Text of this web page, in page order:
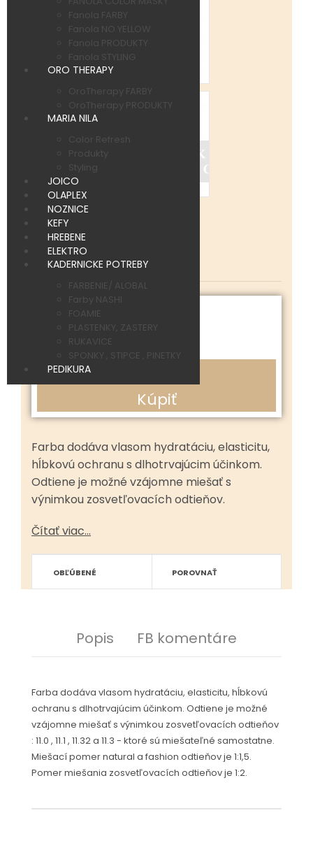
Fanola FARBY
Fanola NO YELLOW
Fanola PRODUKTY
Fanola STYLING
ORO THERAPY
OroTherapy FARBY
OroTherapy PRODUKTY
MARIA NILA
Color Refresh
Produkty
Styling
JOICO
OLAPLEX
NOZNICE
KEFY
HREBENE
ELEKTRO
KADERNICKE POTREBY
FARBENIE/ ALOBAL
Farby NASHI
FOAMIE
PLASTENKY, ZASTERY
RUKAVICE
SPONKY , STIPCE , PINETKY
PEDIKURA
Kód produktu:
Dostupnosť:
Skladom
5.99 €
Bez DPH: 4.87 €
Kúpiť
Farba dodáva vlasom hydratáciu, elasticitu,
hĺbkovú ochranu s dlhotrvajúcim účinkom.
Odtiene je možné vzájomne miešať s
výnimkou zosvetľovacích odtieňov.
Čítať viac...
OBĽÚBENÉ POROVNAŤ
Popis FB komentáre
Farba dodáva vlasom hydratáciu, elasticitu, hĺbkovú
ochranu s dlhotrvajúcim účinkom. Odtiene je možné
vzájomne miešať s výnimkou zosvetľovacích odtieňov
: 11.0 , 11.1 , 11.32 a 11.3 - ktoré sú miešateľné samostatne.
Miešací pomer natural a fashion odtieňov je 1:1,5.
Pomer miešania zosvetľovacích odtieňov je 1:2.